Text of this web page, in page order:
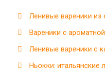
Ленивые вареники из
Вареники с
Ленивые вареники с
Ньокки: итальянские